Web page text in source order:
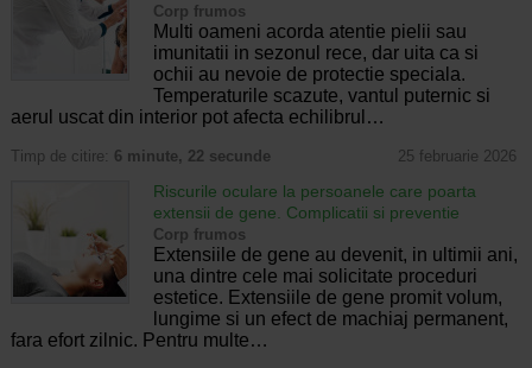
Corp frumos
Multi oameni acorda atentie pielii sau
imunitatii in sezonul rece, dar uita ca si
ochii au nevoie de protectie speciala.
Temperaturile scazute, vantul puternic si
aerul uscat din interior pot afecta echilibrul…
Timp de citire: 6 minute, 22 secunde 25 februarie 2026
Riscurile oculare la persoanele care poarta
extensii de gene. Complicatii si preventie
Corp frumos
Extensiile de gene au devenit, in ultimii ani,
una dintre cele mai solicitate proceduri
estetice. Extensiile de gene promit volum,
lungime si un efect de machiaj permanent,
fara efort zilnic. Pentru multe…